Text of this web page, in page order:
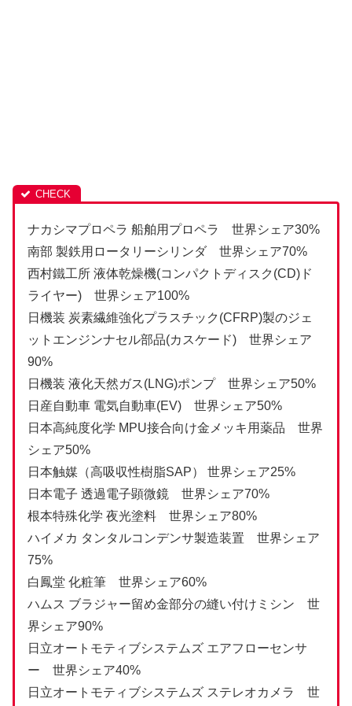
ナカシマプロペラ 船舶用プロペラ 世界シェア30%
南部 製鉄用ロータリーシリンダ 世界シェア70%
西村鐵工所 液体乾燥機(コンパクトディスク(CD)ド
ライヤー) 世界シェア100%
日機装 炭素繊維強化プラスチック(CFRP)製のジェ
ットエンジンナセル部品(カスケード) 世界シェア
90%
日機装 液化天然ガス(LNG)ポンプ 世界シェア50%
日産自動車 電気自動車(EV) 世界シェア50%
日本高純度化学 MPU接合向け金メッキ用薬品 世界
シェア50%
日本触媒（高吸収性樹脂SAP） 世界シェア25%
日本電子 透過電子顕微鏡 世界シェア70%
根本特殊化学 夜光塗料 世界シェア80%
ハイメカ タンタルコンデンサ製造装置 世界シェア
75%
白鳳堂 化粧筆 世界シェア60%
ハムス ブラジャー留め金部分の縫い付けミシン 世
界シェア90%
日立オートモティブシステムズ エアフローセンサ
ー 世界シェア40%
日立オートモティブシステムズ ステレオカメラ 世